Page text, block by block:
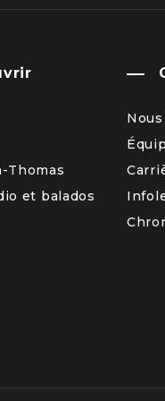
Thomas
et balados